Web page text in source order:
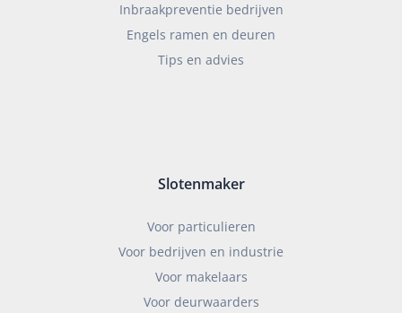
Inbraakpreventie bedrijven
Engels ramen en deuren
Tips en advies
Slotenmaker
Voor particulieren
Voor bedrijven en industrie
Voor makelaars
Voor deurwaarders